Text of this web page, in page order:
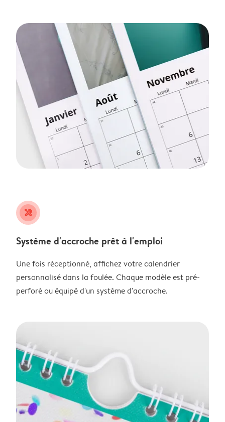
tools
Système d'accroche prêt à l'emploi
Une fois réceptionné, affichez votre calendrier
personnalisé dans la foulée. Chaque modèle est pré-
perforé ou équipé d'un système d'accroche.